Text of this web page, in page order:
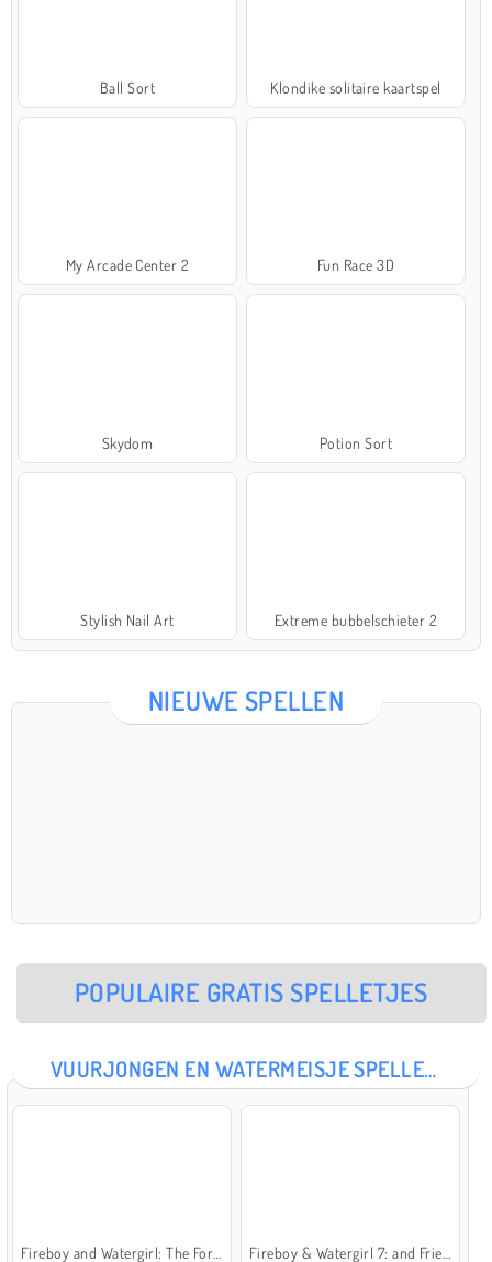
Ball Sort Klondike solitaire kaartspel
My Arcade Center 2 Fun Race 3D
Skydom Potion Sort
Stylish Nail Art Extreme bubbelschieter 2
NIEUWE SPELLEN
POPULAIRE GRATIS SPELLETJES
VUURJONGEN EN WATERMEISJE SPELLETJES